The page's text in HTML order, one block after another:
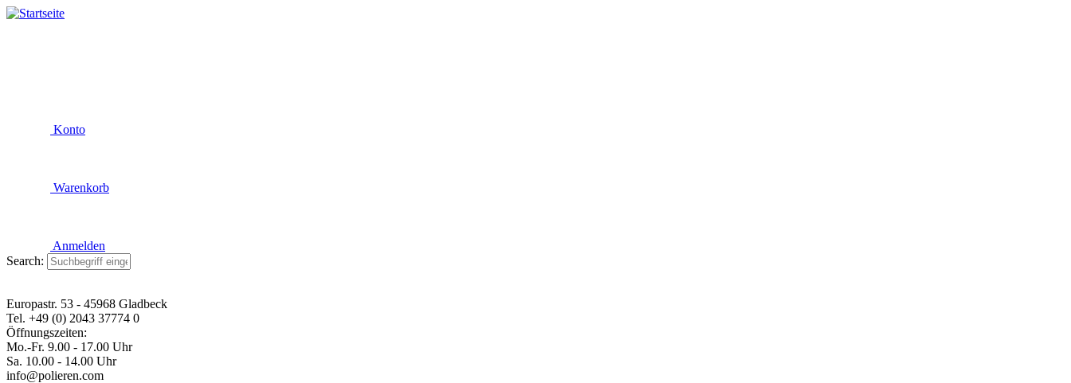
Konto
Warenkorb
Anmelden
Search:
Europastr. 53 - 45968 Gladbeck
Tel. +49 (0) 2043 37774 0
Öffnungszeiten:
Mo.-Fr. 9.00 - 17.00 Uhr
Sa. 10.00 - 14.00 Uhr
info@polieren.com